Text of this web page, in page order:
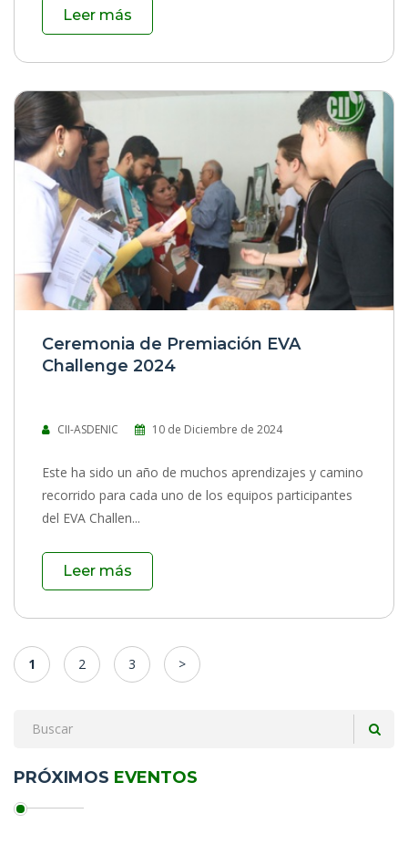
Leer más
0 Comentarios | 1657 Vistas
Ceremonia de Premiación EVA
Challenge 2024
CII-ASDENIC 10 de Diciembre de 2024
Este ha sido un año de muchos aprendizajes y camino
recorrido para cada uno de los equipos participantes
del EVA Challen...
Leer más
1 2 3 >
PRÓXIMOS EVENTOS